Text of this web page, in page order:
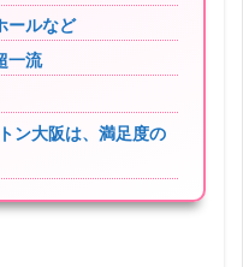
ールなど
一流
ン大阪は、満足度の